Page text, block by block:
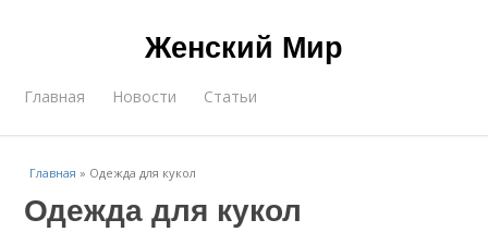
Женский Мир
Главная Новости Статьи
Главная » Одежда для кукол
Одежда для кукол